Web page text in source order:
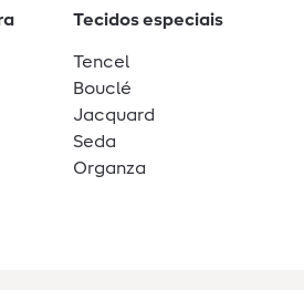
Tecidos especiais
Tencel
Bouclé
Jacquard
Seda
Organza